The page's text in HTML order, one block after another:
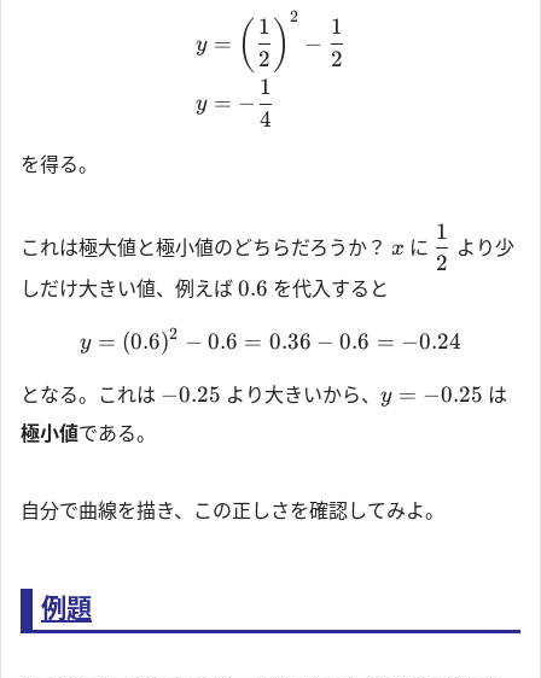
y
y
= ( 2
1 ) 2
−
2
1
= −
4
1
を得る。
これは極大値と極小値のどちらだろうか？ x に
2
1
より少
しだけ大きい値、例えば 0.6 を代入すると
y = (0.6)2 − 0.6 = 0.36 − 0.6 = −0.24
となる。これは −0.25 より大きいから、 y = −0.25 は
極小値である。
自分で曲線を描き、この正しさを確認してみよ。
例題